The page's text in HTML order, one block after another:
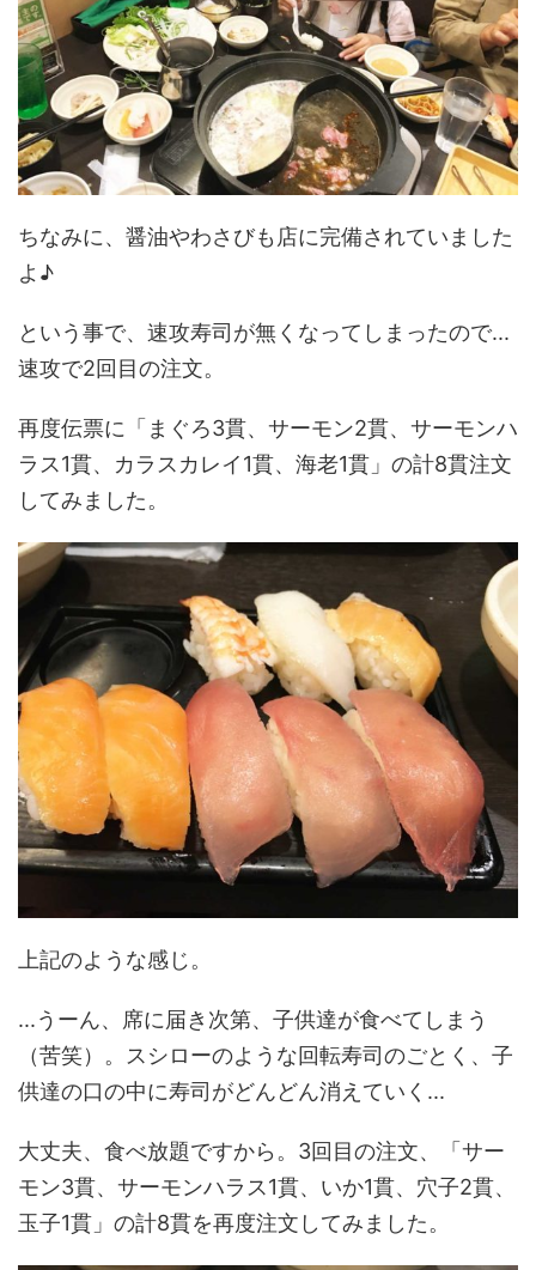
ちなみに、醤油やわさびも店に完備されていました
よ♪
という事で、速攻寿司が無くなってしまったので...
速攻で2回目の注文。
再度伝票に「まぐろ3貫、サーモン2貫、サーモンハ
ラス1貫、カラスカレイ1貫、海老1貫」の計8貫注文
してみました。
上記のような感じ。
...うーん、席に届き次第、子供達が食べてしまう
（苦笑）。スシローのような回転寿司のごとく、子
供達の口の中に寿司がどんどん消えていく...
大丈夫、食べ放題ですから。3回目の注文、「サー
モン3貫、サーモンハラス1貫、いか1貫、穴子2貫、
玉子1貫」の計8貫を再度注文してみました。